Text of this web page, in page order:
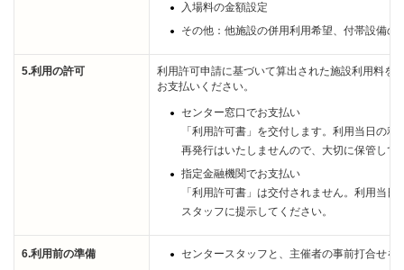
入場料の金額設定
その他：他施設の併用利用希望、付帯設備の
5.利用の許可
利用許可申請に基づいて算出された施設利用料を
お支払いください。
センター窓口でお支払い
「利用許可書」を交付します。利用当日の
再発行はいたしませんので、大切に保管して
指定金融機関でお支払い
「利用許可書」は交付されません。利用当
スタッフに提示してください。
6.利用前の準備
センタースタッフと、主催者の事前打合せを